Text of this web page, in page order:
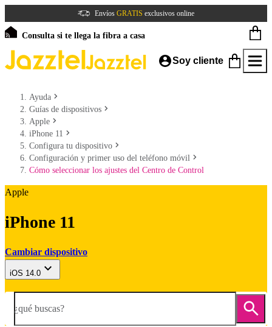
Envíos GRATIS exclusivos online
Consulta si te llega la fibra a casa
Soy cliente
Ayuda
Guías de dispositivos
Apple
iPhone 11
Configura tu dispositivo
Configuración y primer uso del teléfono móvil
Cómo seleccionar los ajustes del Centro de Control
Apple
iPhone 11
Cambiar dispositivo
iOS 14.0
¿qué buscas?